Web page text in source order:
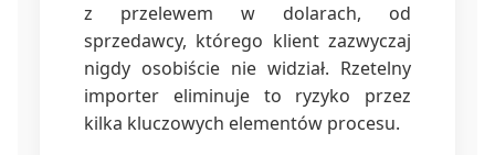
z przelewem w dolarach, od
sprzedawcy, którego klient zazwyczaj
nigdy osobiście nie widział. Rzetelny
importer eliminuje to ryzyko przez
kilka kluczowych elementów procesu.